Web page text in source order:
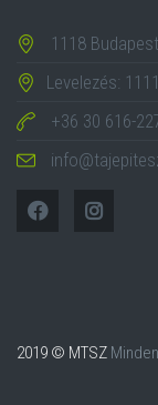
1118
Levelezés:
+36 30 616-
2019 © MTSZ